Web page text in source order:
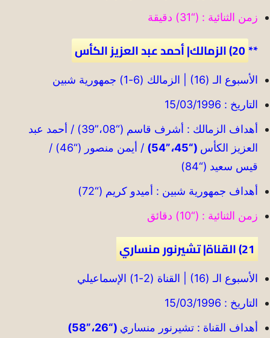
زمن الثنائية : (“31) دقيقة
**20) الزمالك| أحمد عبد العزيز الكأس
الأسبوع الـ (16) | الزمالك (6-1) جمهورية شبين
التاريخ : 15/03/1996
أهداف الزمالك : أشرف قاسم (“08،”39) / أحمد عبد
العزيز الكأس (“45،”54)
/ أيمن منصور (“46) /
قيس سعيد (“84)
أهداف جمهورية شبين : أميدو كريم (“72)
زمن الثنائية : (“10) دقائق
21) القناة| تشيرنور منساري
الأسبوع الـ (16) | القناة (2-1) الإسماعيلي
التاريخ : 15/03/1996
أهداف القناة : تشيرنور منساري (“26،”58)